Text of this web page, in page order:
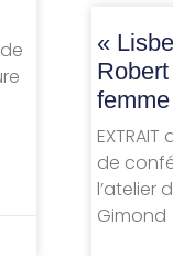
«
Robert
de
l’atelier
Gimond